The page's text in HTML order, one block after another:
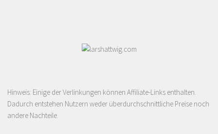
Hinweis: Einige der Verlinkungen können Affiliate-Links enthalten.
Dadurch entstehen Nutzern weder überdurchschnittliche Preise noch
andere Nachteile.